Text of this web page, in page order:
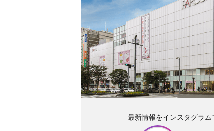
最新情報をインスタグラム